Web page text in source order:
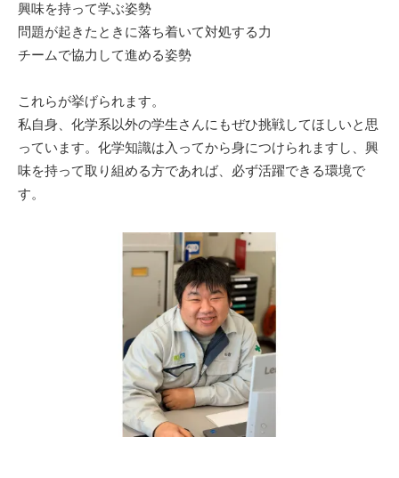
興味を持って学ぶ姿勢
問題が起きたときに落ち着いて対処する力
チームで協力して進める姿勢
これらが挙げられます。
私自身、化学系以外の学生さんにもぜひ挑戦してほしいと思
っています。化学知識は入ってから身につけられますし、興
味を持って取り組める方であれば、必ず活躍できる環境で
す。